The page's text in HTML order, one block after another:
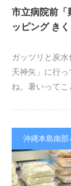
市立病院前「
ッピング き
ガッツリと炭
天神矢」に行
ね。暑いって
沖縄本島南部